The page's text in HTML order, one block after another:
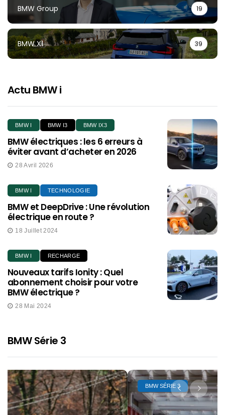
BMW Group 19
BMW X1 39
Actu BMW i
BMW I BMW I3 BMW IX3
BMW électriques : les 6 erreurs à
éviter avant d’acheter en 2026
28 Avril 2026
BMW I TECHNOLOGIE
BMW et DeepDrive : Une révolution
électrique en route ?
18 Juillet 2024
BMW I RECHARGE
Nouveaux tarifs Ionity : Quel
abonnement choisir pour votre
BMW électrique ?
28 Mai 2024
BMW Série 3
BMW SÉRIE 3